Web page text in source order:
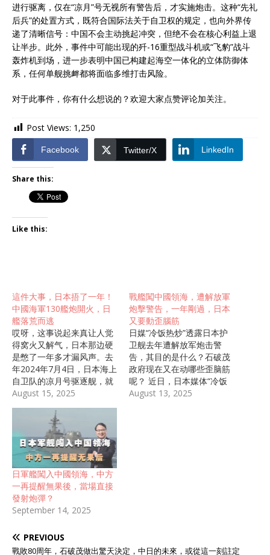
进行驱离，仅在“凉月”号无视所有警告后，才实施炮击。这种“先礼
后兵”的处置方式，既符合国际法关于自卫权的规定，也向外界传
递了清晰信号：中国不会主动挑起冲突，但绝不会在核心利益上退
让半步。此外，事件中可能出现的歼-16重型战斗机或“飞豹”战斗
轰炸机到场，进一步表明中国已构建起海空一体化的立体防御体
系，任何单舰挑衅都将面临多维打击风险。
对于此事件，你有什么想说的？欢迎大家点赞评论加关注。
Post Views: 1,250
Facebook Twitter/X LinkedIn
Share this:
Like this:
這件大事，日本捂了一年！
中國海軍130艦炮開火，日
艦落荒而逃
哎呀，这事说起来真让人觉
得窝火又解气，日本那边硬
是憋了一年多才漏风声。去
年2024年7月4日，日本海上
自卫队的凉月号驱逐舰，就
这么堂而皇之地闯进中国浙
江省附近的海域，那可是咱
们的领海啊，离海岸线才22
公里左右。它在那儿晃荡了
足足20分钟，中国海军发现
后，先是通过无线电反复警
告，好几次都没用，最后直
接用130毫米舰炮开了两炮
警告。 第一炮是在日舰快要
越界前打的，第二炮是它已
经进去后又补的。炮弹没直
水柱，凉月号一看不对劲，
赶紧掉头跑了。日本那边
August 15, 2025
戰艦闖中國領海，遭解放軍
炮擊警告，一年剛過，日本
又要動歪腦筋
日媒“冷饭热炒”透露日本护
卫舰去年遭解放军炮击警
告，其目的是什么？石破茂
政府现在又在动哪些歪脑筋
呢？ 近日，日本媒体“冷饭
热炒”，主动向外界透露去年
次敦促“凉月”号改变航向但
August 13, 2025
日軍艦闖入中國領海，中方
一再提醒無果後，當場直接
發射炮彈？
September 14, 2025
PREVIOUS
戰敗80周年，石破茂做出驚天決定，中日的未來，或從這一刻註定